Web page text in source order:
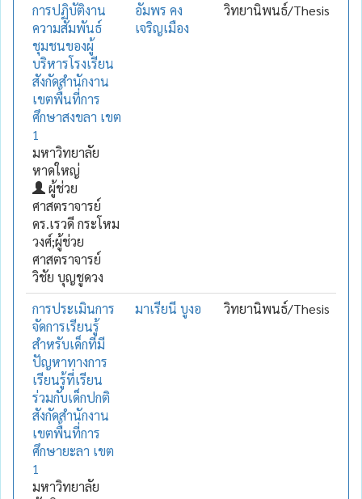
การปฏิบัติงาน
ความสัมพันธ์
ชุมชนของผู้
บริหารโรงเรียน
สังกัดสำนักงาน
เขตพื้นที่การ
ศึกษาสงขลา เขต
1
มหาวิทยาลัย
หาดใหญ่
ผู้ช่วย
ศาสตราจารย์
ดร.เรวดี กระโหม
วงศ์;ผู้ช่วย
ศาสตราจารย์
วิชัย บุญชูดวง
อัมพร คง
เจริญเมือง
วิทยานิพนธ์/Thesis
การประเมินการ
จัดการเรียนรู้
สำหรับเด็กที่มี
ปัญหาทางการ
เรียนรู้ที่เรียน
ร่วมกับเด็กปกติ
สังกัดสำนักงาน
เขตพื้นที่การ
ศึกษายะลา เขต
1
มหาวิทยาลัย
มาเรียนี บูงอ วิทยานิพนธ์/Thesis